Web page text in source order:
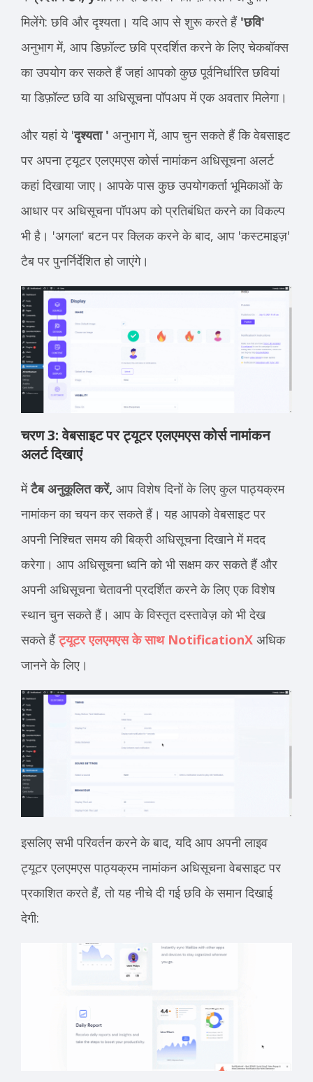
मिलेंगे: छवि और दृश्यता। यदि आप से शुरू करते हैं 'छवि'
अनुभाग में, आप डिफ़ॉल्ट छवि प्रदर्शित करने के लिए चेकबॉक्स
का उपयोग कर सकते हैं जहां आपको कुछ पूर्वनिर्धारित छवियां
या डिफ़ॉल्ट छवि या अधिसूचना पॉपअप में एक अवतार मिलेगा।
और यहां ये 'दृश्यता ' अनुभाग में, आप चुन सकते हैं कि वेबसाइट
पर अपना ट्यूटर एलएमएस कोर्स नामांकन अधिसूचना अलर्ट
कहां दिखाया जाए। आपके पास कुछ उपयोगकर्ता भूमिकाओं के
आधार पर अधिसूचना पॉपअप को प्रतिबंधित करने का विकल्प
भी है। 'अगला' बटन पर क्लिक करने के बाद, आप 'कस्टमाइज़'
टैब पर पुनर्निर्देशित हो जाएंगे।
चरण 3: वेबसाइट पर ट्यूटर एलएमएस कोर्स नामांकन
अलर्ट दिखाएं
मेंटैब अनुकूलित करें, आप विशेष दिनों के लिए कुल पाठ्यक्रम
नामांकन का चयन कर सकते हैं। यह आपको वेबसाइट पर
अपनी निश्चित समय की बिक्री अधिसूचना दिखाने में मदद
करेगा। आप अधिसूचना ध्वनि को भी सक्षम कर सकते हैं और
अपनी अधिसूचना चेतावनी प्रदर्शित करने के लिए एक विशेष
स्थान चुन सकते हैं। आप के विस्तृत दस्तावेज़ को भी देख
सकते हैंट्यूटर एलएमएस के साथ NotificationX अधिक
जानने के लिए।
इसलिए सभी परिवर्तन करने के बाद, यदि आप अपनी लाइव
ट्यूटर एलएमएस पाठ्यक्रम नामांकन अधिसूचना वेबसाइट पर
प्रकाशित करते हैं, तो यह नीचे दी गई छवि के समान दिखाई
देगी: